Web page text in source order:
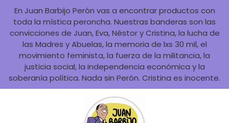
En Juan Barbijo Perón vas a encontrar productos con
toda la mística peroncha. Nuestras banderas son las
convicciones de Juan, Eva, Néstor y Cristina, la lucha de
las Madres y Abuelas, la memoria de lxs 30 mil, el
movimiento feminista, la fuerza de la militancia, la
justicia social, la independencia económica y la
soberanía política. Nada sin Perón. Cristina es inocente.